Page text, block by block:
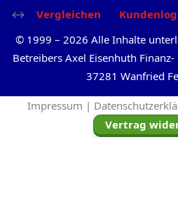
Vergleichen
© 1999 – 2026 Alle Inhalte
Betreibers Axel Eisenhuth
37281 Wanfried
Impressum |
Vertrag